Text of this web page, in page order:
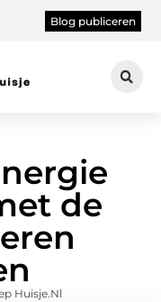
Blog publiceren
de
Huisje.nl